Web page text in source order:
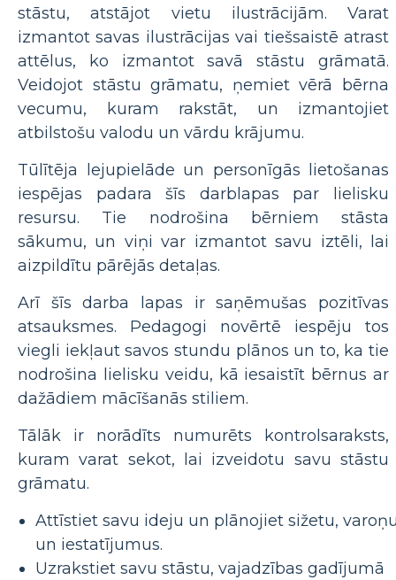
stāstu, atstājot vietu ilustrācijām. Varat
izmantot savas ilustrācijas vai tiešsaistē atrast
attēlus, ko izmantot savā stāstu grāmatā.
Veidojot stāstu grāmatu, ņemiet vērā bērna
vecumu, kuram rakstāt, un izmantojiet
atbilstošu valodu un vārdu krājumu.
Tūlītēja lejupielāde un personīgās lietošanas
iespējas padara šīs darblapas par lielisku
resursu. Tie nodrošina bērniem stāsta
sākumu, un viņi var izmantot savu iztēli, lai
aizpildītu pārējās detaļas.
Arī šīs darba lapas ir saņēmušas pozitīvas
atsauksmes. Pedagogi novērtē iespēju tos
viegli iekļaut savos stundu plānos un to, ka tie
nodrošina lielisku veidu, kā iesaistīt bērnus ar
dažādiem mācīšanās stiliem.
Tālāk ir norādīts numurēts kontrolsaraksts,
kuram varat sekot, lai izveidotu savu stāstu
grāmatu.
Attīstiet savu ideju un plānojiet sižetu,
un iestatījumus.
Uzrakstiet savu stāstu, vajadzības gadījumā